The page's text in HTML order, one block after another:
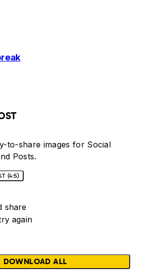
to-share images for Social
Posts.
(4:5)
share
again
DOWNLOAD ALL